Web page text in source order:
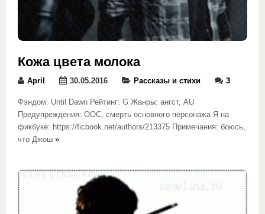
Кожа цвета молока
April 30.05.2016 Рассказы и стихи 3
Фэндом: Until Dawn Рейтинг: G Жанры: ангст, AU
Предупреждения: ООС, смерть основного персонажа Я на
фикбуке: https://ficbook.net/authors/213375 Примечания: боюсь,
что Джош »